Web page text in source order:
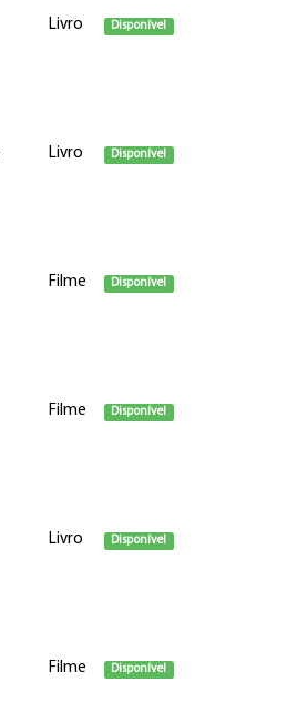
Livro Disponível
Livro Disponível
Filme Disponível
Filme Disponível
Livro Disponível
Filme Disponível